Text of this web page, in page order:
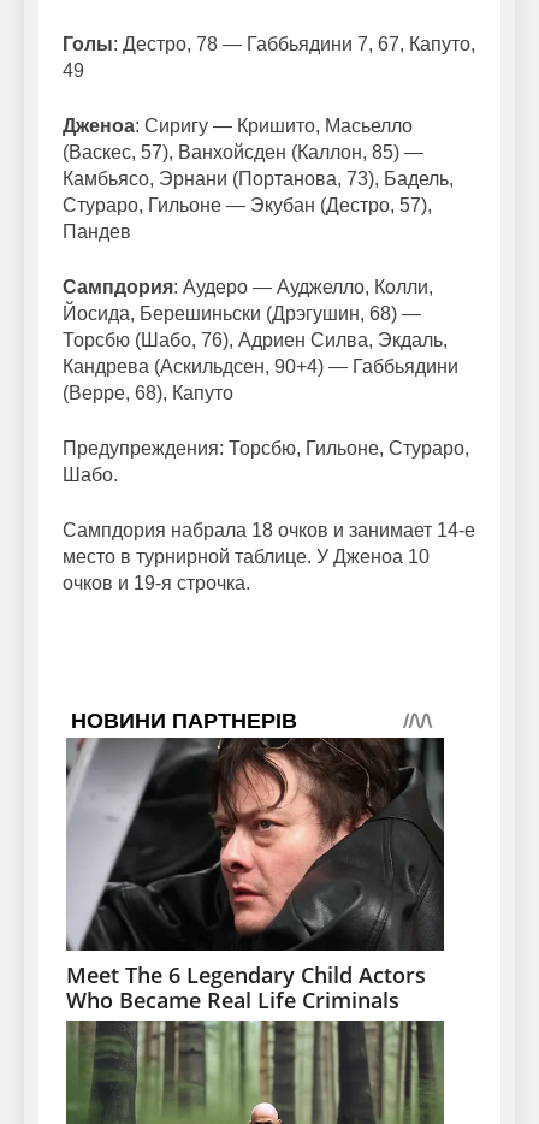
Голы: Дестро, 78 — Габбьядини 7, 67, Капуто,
49
Дженоа: Сиригу — Кришито, Масьелло
(Васкес, 57), Ванхойсден (Каллон, 85) —
Камбьясо, Эрнани (Портанова, 73), Бадель,
Стураро, Гильоне — Экубан (Дестро, 57),
Пандев
Сампдория: Аудеро — Ауджелло, Колли,
Йосида, Берешиньски (Дрэгушин, 68) —
Торсбю (Шабо, 76), Адриен Силва, Экдаль,
Кандрева (Аскильдсен, 90+4) — Габбьядини
(Верре, 68), Капуто
Предупреждения: Торсбю, Гильоне, Стураро,
Шабо.
Сампдория набрала 18 очков и занимает 14-е
место в турнирной таблице. У Дженоа 10
очков и 19-я строчка.